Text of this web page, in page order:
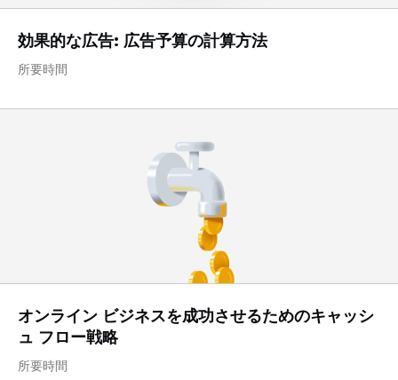
効果的な広告: 広告予算の計算方法
所要時間
オンライン ビジネスを成功させるためのキャッシ
ュ フロー戦略
所要時間